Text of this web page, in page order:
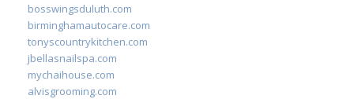
bosswingsduluth.com
birminghamautocare.com
tonyscountrykitchen.com
jbellasnailspa.com
mychaihouse.com
alvisgrooming.com